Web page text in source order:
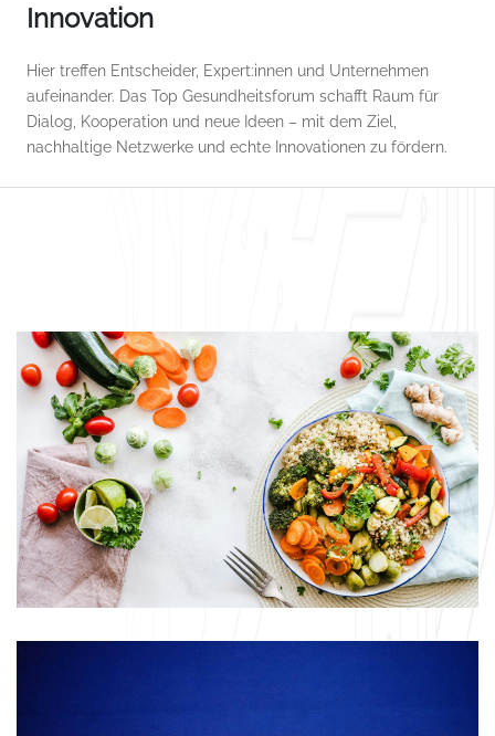
Innovation
Hier treffen Entscheider, Expert:innen und Unternehmen
aufeinander. Das Top Gesundheitsforum schafft Raum für
Dialog, Kooperation und neue Ideen – mit dem Ziel,
nachhaltige Netzwerke und echte Innovationen zu fördern.